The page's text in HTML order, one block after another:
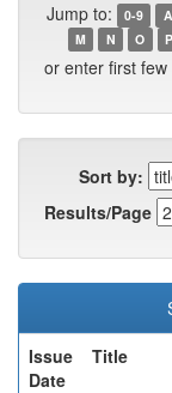
Jump to: 0-9 A
M
N O P
or enter first few
Sort by:
Results/Page
Issue
Date
Title